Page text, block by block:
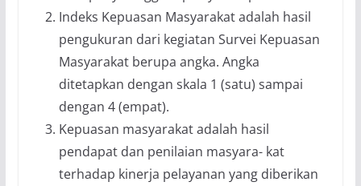
Indeks Kepuasan Masyarakat adalah hasil
pengukuran dari kegiatan Survei Kepuasan
Masyarakat berupa angka. Angka
ditetapkan dengan skala 1 (satu) sampai
dengan 4 (empat).
Kepuasan masyarakat adalah hasil
pendapat dan penilaian masyara- kat
terhadap kinerja pelayanan yang diberikan